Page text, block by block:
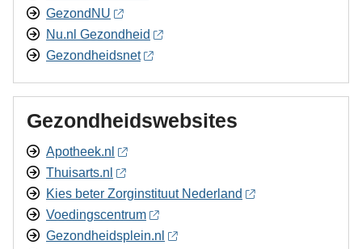
GezondNU
Nu.nl Gezondheid
Gezondheidsnet
Gezondheidswebsites
Apotheek.nl
Thuisarts.nl
Kies beter Zorginstituut Nederland
Voedingscentrum
Gezondheidsplein.nl